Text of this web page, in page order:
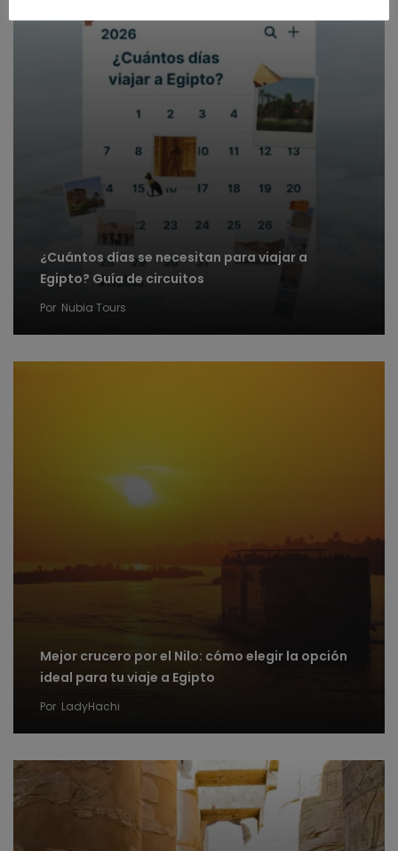
¿Cuántos días se necesitan para viajar a
Egipto? Guía de circuitos
Por Nubia Tours
Mejor crucero por el Nilo: cómo elegir la opción
ideal para tu viaje a Egipto
Por LadyHachi